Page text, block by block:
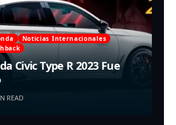
Noticias Internacionales
Civic Type R 2023 Fue
READ